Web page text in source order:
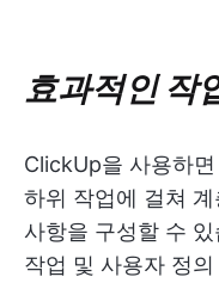
효과적인 작
ClickUp을 사용하
하위 작업에 걸쳐
사항을 구성할 수
작업 및 사용자 정